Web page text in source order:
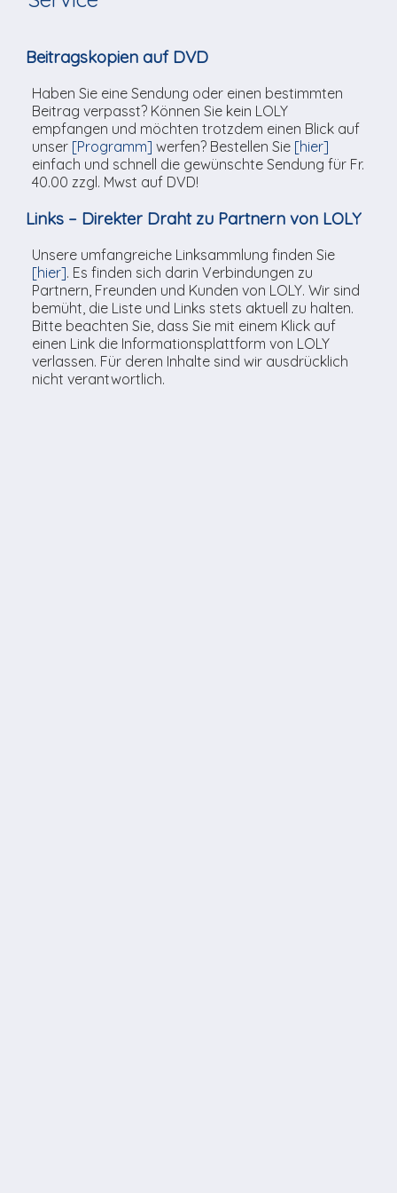
LOLY-Shop
Flos Chuchichäschtli
Unsere ProduzentInnen
Weg zum Studio
Beitragskopien auf DVD
Haben Sie eine Sendung oder einen bestimmten
Beitrag verpasst? Können Sie kein LOLY
empfangen und möchten trotzdem einen Blick auf
unser [Programm] werfen? Bestellen Sie [hier]
einfach und schnell die gewünschte Sendung für Fr.
40.00 zzgl. Mwst auf DVD!
Links – Direkter Draht zu Partnern von LOLY
Unsere umfangreiche Linksammlung finden Sie
[hier]. Es finden sich darin Verbindungen zu
Partnern, Freunden und Kunden von LOLY. Wir sind
bemüht, die Liste und Links stets aktuell zu halten.
Bitte beachten Sie, dass Sie mit einem Klick auf
einen Link die Informationsplattform von LOLY
verlassen. Für deren Inhalte sind wir ausdrücklich
nicht verantwortlich.